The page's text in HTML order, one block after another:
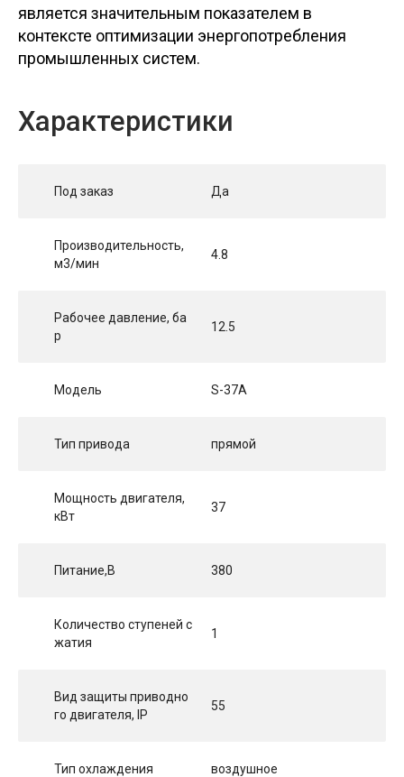
является значительным показателем в
контексте оптимизации энергопотребления
промышленных систем.
Характеристики
Под заказ Да
Производительность,
м3/мин
4.8
Рабочее давление, ба
р
12.5
Модель S-37A
Тип привода прямой
Мощность двигателя,
кВт
37
Питание,В 380
Количество ступеней с
жатия
1
Вид защиты приводно
го двигателя, IP
55
Тип охлаждения воздушное